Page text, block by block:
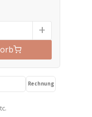
+
Rechnung